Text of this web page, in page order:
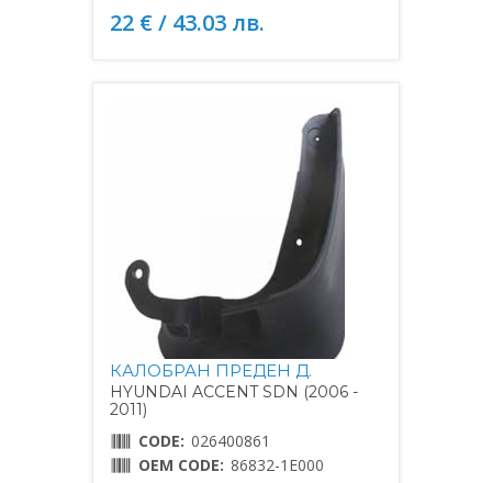
22 € / 43.03 лв.
КАЛОБРАН ПРЕДЕН Д.
HYUNDAI ACCENT SDN (2006 -
2011)
CODE: 026400861
OEM CODE: 86832-1E000